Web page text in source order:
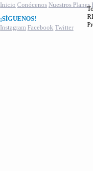
Inicio Conócenos Nuestros Planes
¡SÍGUENOS!
Instagram Facebook Twitter